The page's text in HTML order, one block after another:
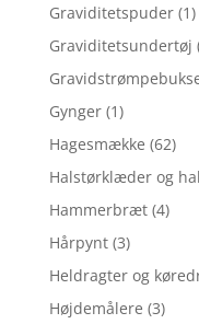
Graviditetspuder (1)
Graviditetsundertøj
Gynger (1)
Hagesmække (62)
Halstørklæder og
Hammerbræt (4)
Hårpynt (3)
Heldragter og
Højdemålere (3)